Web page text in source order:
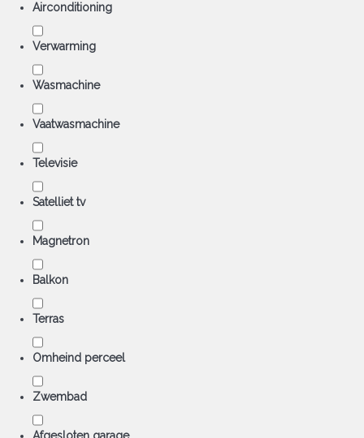
Airconditioning
Verwarming
Wasmachine
Vaatwasmachine
Televisie
Satelliet tv
Magnetron
Balkon
Terras
Omheind perceel
Zwembad